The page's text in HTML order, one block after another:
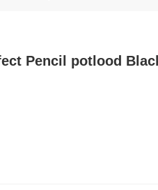
Pencil potlood